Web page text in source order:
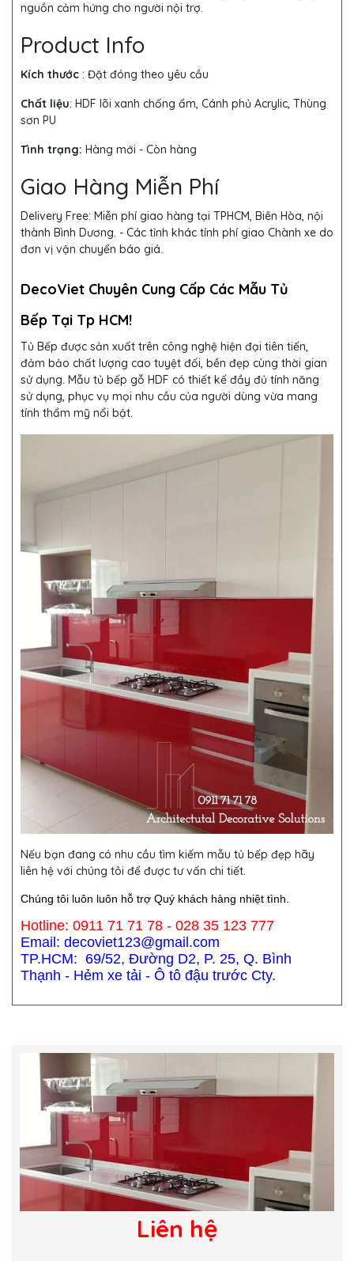
nguồn cảm hứng cho người nội trợ.
Product Info
Kích thước : Đặt đóng theo yêu cầu
Chất liệu: HDF lõi xanh chống ẩm, Cánh phủ Acrylic, Thùng
sơn PU
Tình trạng: Hàng mới - Còn hàng
Giao Hàng Miễn Phí
Delivery Free: Miễn phí giao hàng tại TPHCM, Biên Hòa, nội
thành Bình Dương. - Các tỉnh khác tính phí giao Chành xe do
đơn vị vận chuyển báo giá.
DecoViet Chuyên Cung Cấp Các Mẫu Tủ
Bếp Tại Tp HCM!
Tủ Bếp được sản xuất trên công nghệ hiện đại tiên tiến,
đảm bảo chất lượng cao tuyệt đối, bền đẹp cùng thời gian
sử dụng. Mẫu tủ bếp gỗ HDF có thiết kế đầy đủ tính năng
sử dụng, phục vụ mọi nhu cầu của người dùng vừa mang
tính thẩm mỹ nổi bật.
Nếu bạn đang có nhu cầu tìm kiếm mẫu tủ bếp đẹp hãy
liên hệ với chúng tôi để được tư vấn chi tiết.
Chúng tôi luôn luôn hỗ trợ Quý khách hàng nhiệt tình.
Hotline: 0911 71 71 78 - 028 35 123 777
Email: decoviet123@gmail.com
TP.HCM: 69/52, Đường D2, P. 25, Q. Bình
Thạnh - Hẻm xe tải - Ô tô đậu trước Cty.
Liên hệ